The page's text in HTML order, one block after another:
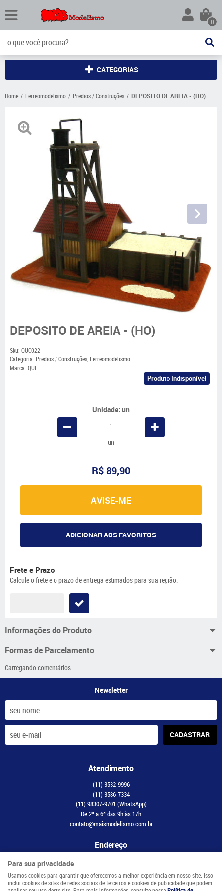
0
CATEGORIAS
Home Ferreomodelismo Predios / Construções DEPOSITO DE AREIA - (HO)
DEPOSITO DE AREIA - (HO)
Sku: QUC022
Categoria: Predios / Construções,Ferreomodelismo
Marca: QUE
Produto Indisponível
Unidade: un
un
R$ 89,90
AVISE-ME
ADICIONAR AOS FAVORITOS
Frete e Prazo
Calcule o frete e o prazo de entrega estimados para sua região:
Informações do Produto
Formas de Parcelamento
Carregando comentários ...
Newsletter
CADASTRAR
Atendimento
(11) 3532-9996
(11) 3586-7334
(11) 98307-9701 (WhatsApp)
De 2ª a 6ª das 9h às 17h
contato@maismodelismo.com.br
Endereço
Avenida Adolfo Pinheiro, 2056, CJ 34
Para sua privacidade
Usamos cookies para garantir que oferecemos a melhor experiência em nosso site. Isso
inclui cookies de sites de redes sociais de terceiros e cookies de publicidade que podem